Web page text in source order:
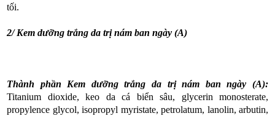
tối.
2/ Kem dưỡng trắng da trị nám ban ngày (A)
Thành phần Kem dưỡng trắng da trị nám ban ngày (A):
Titanium dioxide, keo da cá biển sâu, glycerin monosterate,
propylence glycol, isopropyl myristate, petrolatum, lanolin, arbutin,